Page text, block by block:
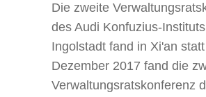
Die zweite
des Audi Konfuzius-Instituts
Ingolstadt fand in Xi'an
Dezember 2017 fand die
Verwaltungsratskonferenz